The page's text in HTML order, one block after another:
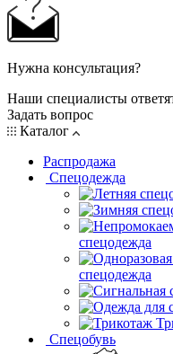
Нужна консультация?
Наши специалисты
Задать вопрос
Каталог
Распродажа
Спецодежда
спецодежда
спецодежда
Спецобувь